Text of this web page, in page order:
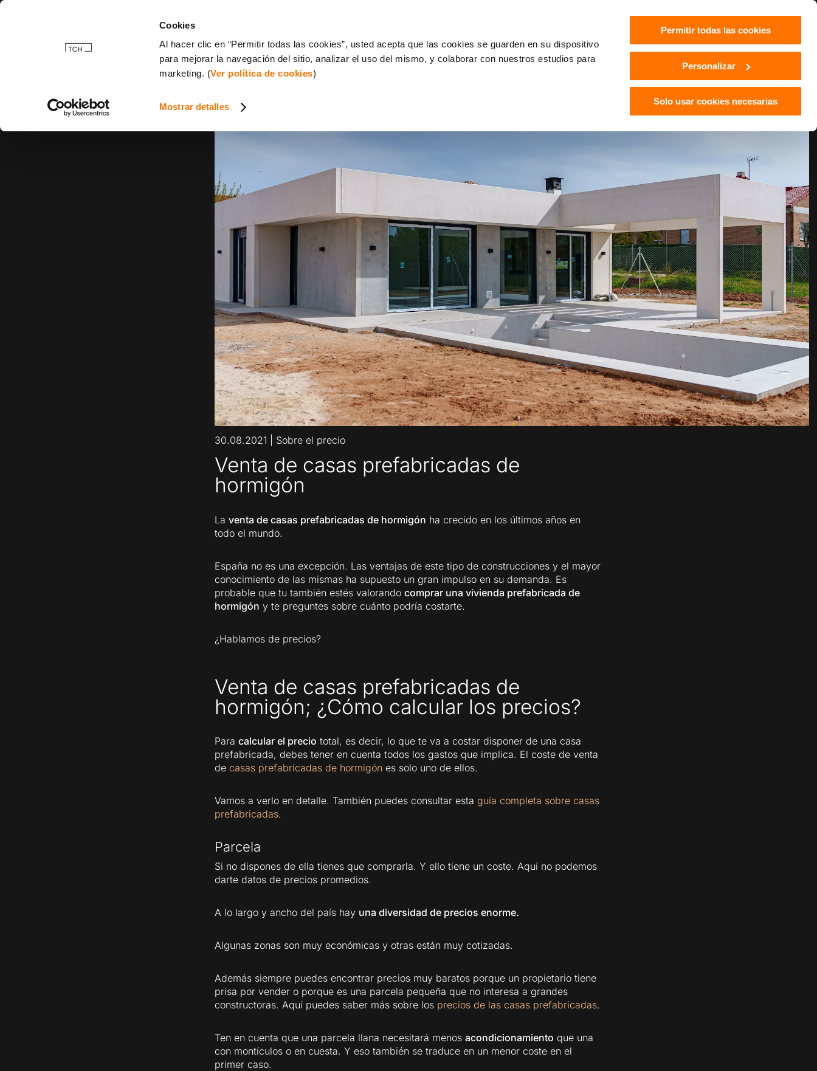
Cookies
Al hacer clic en “Permitir todas las cookies”, usted acepta que las cookies se guarden en su dispositivo
para mejorar la navegación del sitio, analizar el uso del mismo, y colaborar con nuestros estudios para
marketing. (Ver política de cookies)
Mostrar detalles
Permitir todas las cookies
Personalizar
Solo usar cookies necesarias
30.08.2021 Sobre el precio
Venta de casas prefabricadas de
hormigón
La venta de casas prefabricadas de hormigón ha crecido en los últimos años en
todo el mundo.
España no es una excepción. Las ventajas de este tipo de construcciones y el mayor
conocimiento de las mismas ha supuesto un gran impulso en su demanda. Es
probable que tu también estés valorando comprar una vivienda prefabricada de
hormigón y te preguntes sobre cuánto podría costarte.
¿Hablamos de precios?
Venta de casas prefabricadas de
hormigón; ¿Cómo calcular los precios?
Para calcular el precio total, es decir, lo que te va a costar disponer de una casa
prefabricada, debes tener en cuenta todos los gastos que implica. El coste de venta
de casas prefabricadas de hormigón es solo uno de ellos.
Vamos a verlo en detalle. También puedes consultar esta guía completa sobre casas
prefabricadas.
Parcela
Si no dispones de ella tienes que comprarla. Y ello tiene un coste. Aquí no podemos
darte datos de precios promedios.
A lo largo y ancho del país hay una diversidad de precios enorme.
Algunas zonas son muy económicas y otras están muy cotizadas.
Además siempre puedes encontrar precios muy baratos porque un propietario tiene
prisa por vender o porque es una parcela pequeña que no interesa a grandes
constructoras. Aquí puedes saber más sobre los precios de las casas prefabricadas.
Ten en cuenta que una parcela llana necesitará menos acondicionamiento que una
con montículos o en cuesta. Y eso también se traduce en un menor coste en el
primer caso.